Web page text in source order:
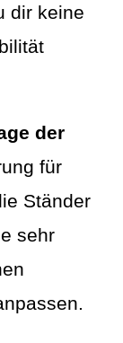
dir keine
der
für
Ständer
sehr